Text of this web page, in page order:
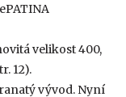
velikost 400,
12).
vývod. Nyní